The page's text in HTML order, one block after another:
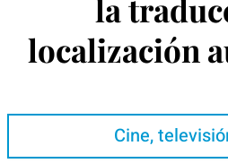
la
localización
Cine,